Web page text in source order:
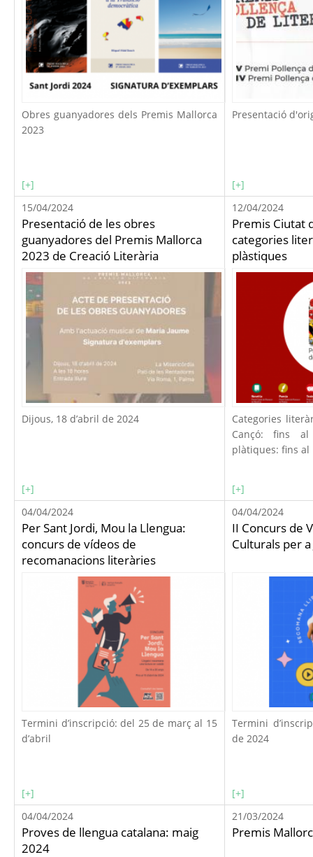
Obres guanyadores dels Premis Mallorca
2023
[+]
Presentació
[+]
15/04/2024
Presentació de les obres
guanyadores del Premis Mallorca
2023 de Creació Literària
Dijous, 18 d’abril de 2024
[+]
12/04/2024
Premis Ciutat
categories
plàstiques
Categories
Cançó: fins
plàtiques: fins
[+]
04/04/2024
Per Sant Jordi, Mou la Llengua:
concurs de vídeos de
recomanacions literàries
Termini d’inscripció: del 25 de març al 15
d’abril
[+]
04/04/2024
II Concurs de
Culturals per a
Termini
de 2024
[+]
04/04/2024
Proves de llengua catalana: maig
2024
21/03/2024
Premis